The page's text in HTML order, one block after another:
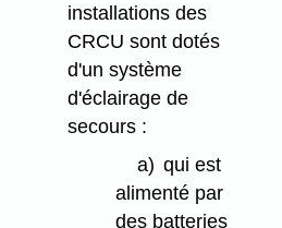
installations des
CRCU sont dotés
d'un système
d'éclairage de
secours :
a) qui est
alimenté par
des batteries